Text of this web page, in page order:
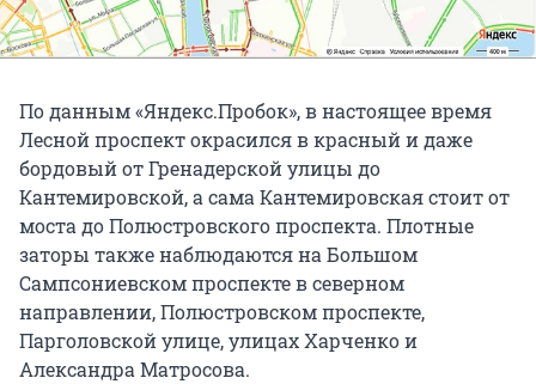
По данным «Яндекс.Пробок», в настоящее время
Лесной проспект окрасился в красный и даже
бордовый от Гренадерской улицы до
Кантемировской, а сама Кантемировская стоит от
моста до Полюстровского проспекта. Плотные
заторы также наблюдаются на Большом
Сампсониевском проспекте в северном
направлении, Полюстровском проспекте,
Парголовской улице, улицах Харченко и
Александра Матросова.